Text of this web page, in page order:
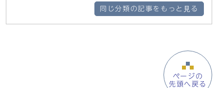
同じ分類の記事をもっと見る
ページの
先頭へ戻る